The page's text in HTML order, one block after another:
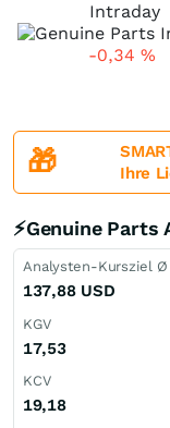
Intraday
-0,34 %
🎁
Ihre
⚡Genuine
Analysten-Kursziel Ø
137,88 USD
KGV
17,53
KCV
19,18